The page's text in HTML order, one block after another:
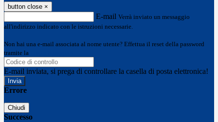
button close ×
E-mail Verrà inviato un messaggio
all'indirizzo indicato con le istruzioni necessarie.
Non hai una e-mail associata al nome utente? Effettua il reset della password
tramite la
E-mail inviata, si prega di controllare la casella di posta elettronica!
Errore
Chiudi
Successo